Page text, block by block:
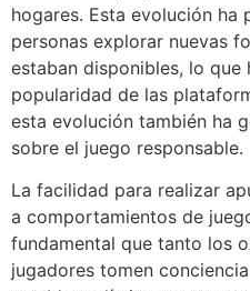
hogares. Esta evolución ha
personas explorar nuevas
estaban disponibles, lo que
popularidad de las
esta evolución también ha
sobre el juego responsable.
La facilidad para realizar
a comportamientos de
fundamental que tanto los
jugadores tomen